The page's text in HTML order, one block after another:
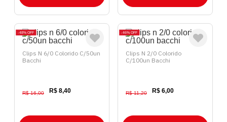
48% OFF
Clips N 6/0 Colorido C/50un
Bacchi
R$ 16,00 R$ 8,40
46% OFF
Clips N 2/0 Colorido
C/100un Bacchi
R$ 11,20 R$ 6,00